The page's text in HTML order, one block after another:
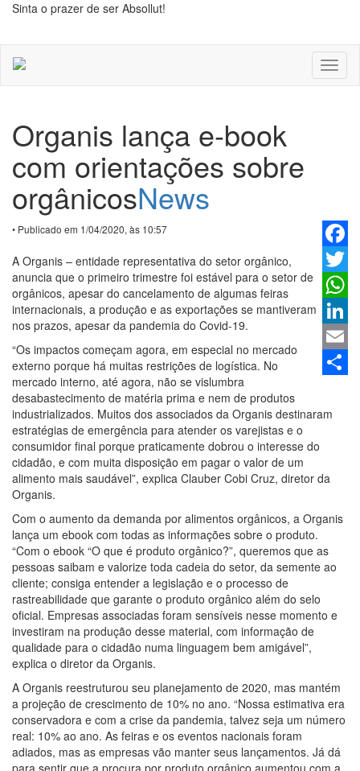
Sinta o prazer de ser Absollut!
Organis lança e-book
com orientações sobre
orgânicosNews
• Publicado em 1/04/2020, às 10:57
Twitter
Email
A Organis – entidade representativa do setor orgânico,
anuncia que o primeiro trimestre foi estável para o setor de
orgânicos, apesar do cancelamento de algumas feiras
internacionais, a produção e as exportações se mantiveram
nos prazos, apesar da pandemia do Covid-19.
“Os impactos começam agora, em especial no mercado
externo porque há muitas restrições de logística. No
mercado interno, até agora, não se vislumbra
desabastecimento de matéria prima e nem de produtos
industrializados. Muitos dos associados da Organis destinaram
estratégias de emergência para atender os varejistas e o
consumidor final porque praticamente dobrou o interesse do
cidadão, e com muita disposição em pagar o valor de um
alimento mais saudável”, explica Clauber Cobi Cruz, diretor da
Organis.
Com o aumento da demanda por alimentos orgânicos, a Organis
lança um ebook com todas as informações sobre o produto.
“Com o ebook “O que é produto orgânico?”, queremos que as
pessoas saibam e valorize toda cadeia do setor, da semente ao
cliente; consiga entender a legislação e o processo de
rastreabilidade que garante o produto orgânico além do selo
oficial. Empresas associadas foram sensíveis nesse momento e
investiram na produção desse material, com informação de
qualidade para o cidadão numa linguagem bem amigável”,
explica o diretor da Organis.
A Organis reestruturou seu planejamento de 2020, mas mantém
a projeção de crescimento de 10% no ano. “Nossa estimativa era
conservadora e com a crise da pandemia, talvez seja um número
real: 10% ao ano. As feiras e os eventos nacionais foram
adiados, mas as empresas vão manter seus lançamentos. Já dá
para sentir que a procura por produto orgânico aumentou com a